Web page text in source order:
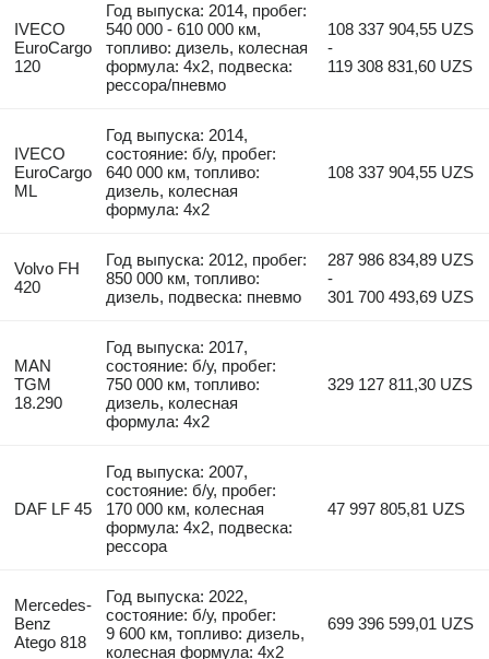
IVECO
EuroCargo
120
Год выпуска: 2014, пробег:
540 000 - 610 000 км,
топливо: дизель, колесная
формула: 4x2, подвеска:
рессора/пневмо
108 337 904,55 UZS
-
119 308 831,60 UZS
IVECO
EuroCargo
ML
Год выпуска: 2014,
состояние: б/у, пробег:
640 000 км, топливо:
дизель, колесная
формула: 4x2
108 337 904,55 UZS
Volvo FH
420
Год выпуска: 2012, пробег:
850 000 км, топливо:
дизель, подвеска: пневмо
287 986 834,89 UZS
-
301 700 493,69 UZS
MAN
TGM
18.290
Год выпуска: 2017,
состояние: б/у, пробег:
750 000 км, топливо:
дизель, колесная
формула: 4x2
329 127 811,30 UZS
DAF LF 45
Год выпуска: 2007,
состояние: б/у, пробег:
170 000 км, колесная
формула: 4x2, подвеска:
рессора
47 997 805,81 UZS
Mercedes-
Benz
Atego 818
Год выпуска: 2022,
состояние: б/у, пробег:
9 600 км, топливо: дизель,
колесная формула: 4x2
699 396 599,01 UZS